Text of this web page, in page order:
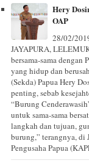
Hery
OAP
28/02/
JAYAPURA,
bersama-sama dengan
yang hidup dan
(Sekda) Papua Hery
penting, sebab
“Burung
untuk sama-sama
langkah dan tujuan,
burung,” terangnya, di
Pengusaha Papua